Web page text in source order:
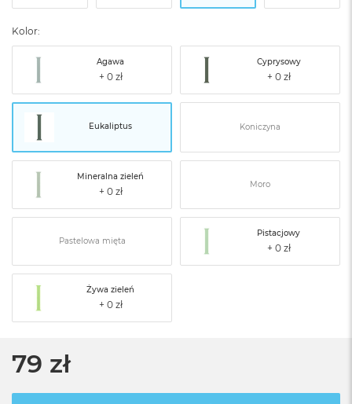
Kolor:
Agawa Cyprysowy
Eukaliptus Koniczyna
Mineralna zieleń
Moro
Pastelowa mięta
Pistacjowy
Żywa zieleń
79 zł